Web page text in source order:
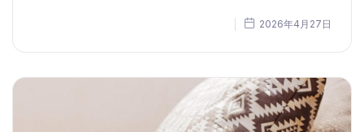
2026年4月27日